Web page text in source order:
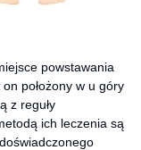
powstawania
położony w u góry
z reguły
ich leczenia są